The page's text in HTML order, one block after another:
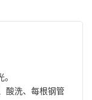
酸洗、每根钢管